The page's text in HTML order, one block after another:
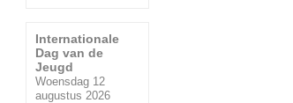
Internationale
Dag van de
Jeugd
Woensdag 12
augustus 2026